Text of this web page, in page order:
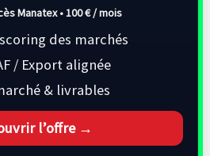
Manatex •100 € / mois
des marchés
/ Export alignée
& livrables
l’offre →